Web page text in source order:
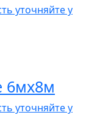
уточняйте у
6мх8м
уточняйте у